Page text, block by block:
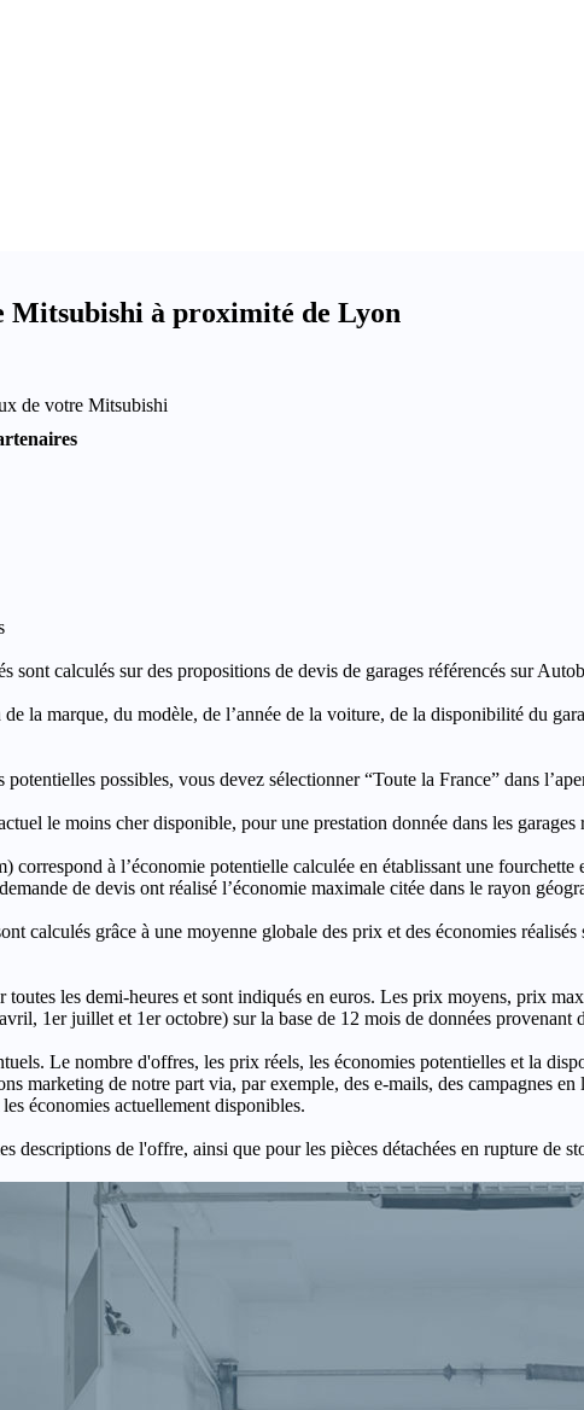
Mitsubishi à proximité de Lyon
de votre Mitsubishi
calculés sur des propositions de devis de garages référencés sur
la marque, du modèle, de l’année de la voiture, de la disponibilité du
possibles, vous devez sélectionner “Toute la France” dans
le moins cher disponible, pour une prestation donnée dans les garages
à l’économie potentielle calculée en établissant une fourchette
de devis ont réalisé l’économie maximale citée dans le rayon
grâce à une moyenne globale des prix et des économies réalisés
les demi-heures et sont indiqués en euros. Les prix moyens, prix
1er juillet et 1er octobre) sur la base de 12 mois de données provenant
Le nombre d'offres, les prix réels, les économies potentielles et la
marketing de notre part via, par exemple, des e-mails, des campagnes
économies actuellement disponibles.
descriptions de l'offre, ainsi que pour les pièces détachées en rupture de